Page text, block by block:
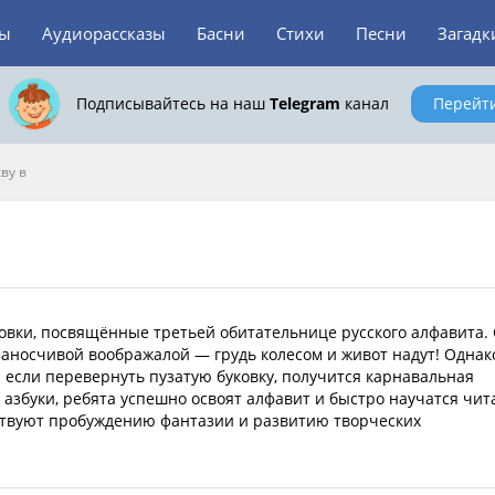
Аудиорассказы Басни Стихи Песни
Подписывайтесь на наш Telegram канал
в
посвящённые третьей обитательнице русского алфавита.
воображалой — грудь колесом и живот надут!
перевернуть пузатую буковку, получится карнавальная
ребята успешно освоят алфавит и быстро научатся
пробуждению фантазии и развитию творческих